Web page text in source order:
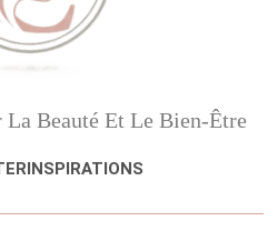
Âge
La Beauté Et Le Bien-Être
INSPIRATIONS